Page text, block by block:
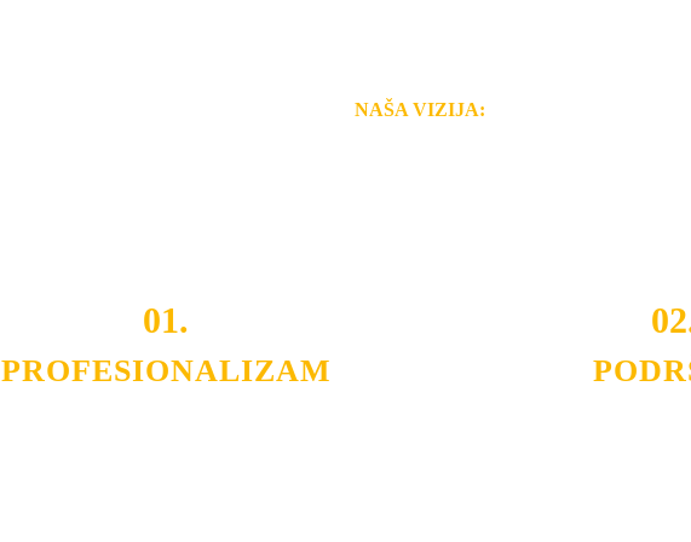
NAŠA VIZIJA:
01.
PROFESIONALIZAM